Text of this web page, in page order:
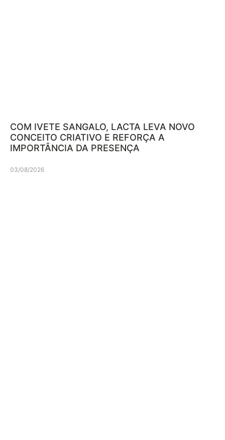
COM IVETE SANGALO, LACTA LEVA NOVO
CONCEITO CRIATIVO E REFORÇA A
IMPORTÂNCIA DA PRESENÇA
03/08/2026